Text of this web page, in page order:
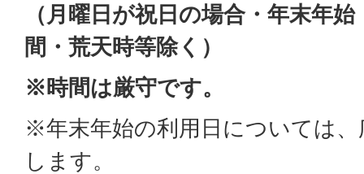
（月曜日が祝日の場合・年末年
間・荒天時等除く）
※時間は厳守です。
※年末年始の利用日については
します。